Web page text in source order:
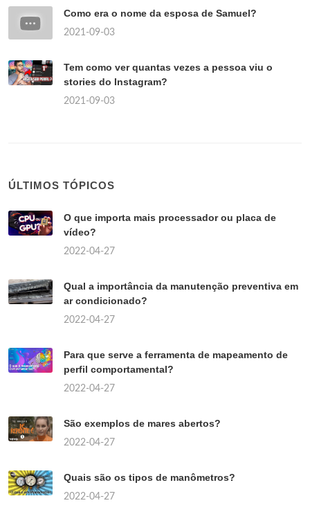
Como era o nome da esposa de Samuel?
2021-09-03
Tem como ver quantas vezes a pessoa viu o
stories do Instagram?
2021-09-03
ÚLTIMOS TÓPICOS
O que importa mais processador ou placa de
vídeo?
2022-04-27
Qual a importância da manutenção preventiva em
ar condicionado?
2022-04-27
Para que serve a ferramenta de mapeamento de
perfil comportamental?
2022-04-27
São exemplos de mares abertos?
2022-04-27
Quais são os tipos de manômetros?
2022-04-27